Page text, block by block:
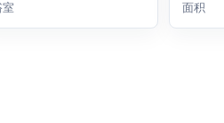
室 面积